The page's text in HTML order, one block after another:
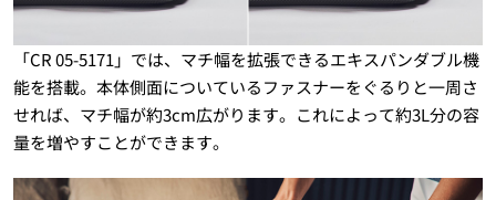
「CR 05-5171」では、マチ幅を拡張できるエキスパンダブル機
能を搭載。本体側面についているファスナーをぐるりと一周さ
せれば、マチ幅が約3cm広がります。これによって約3L分の容
量を増やすことができます。